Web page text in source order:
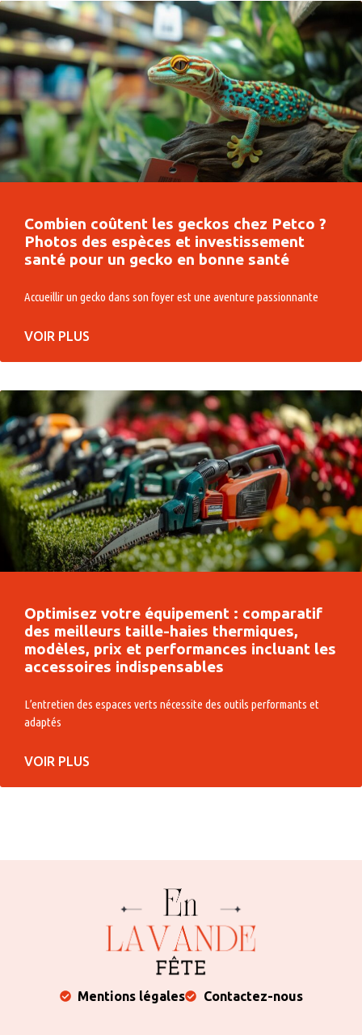
Combien coûtent les geckos chez Petco ?
Photos des espèces et investissement
santé pour un gecko en bonne santé
Accueillir un gecko dans son foyer est une aventure passionnante
VOIR PLUS
Optimisez votre équipement : comparatif
des meilleurs taille-haies thermiques,
modèles, prix et performances incluant les
accessoires indispensables
L’entretien des espaces verts nécessite des outils performants et
adaptés
VOIR PLUS
Mentions légales Contactez-nous